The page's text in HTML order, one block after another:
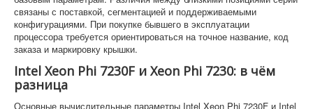
связаны с поставкой, сегментацией и поддерживаемыми
конфигурациями. При покупке бывшего в эксплуатации
процессора требуется ориентироваться на точное название, код
заказа и маркировку крышки.
Intel Xeon Phi 7230F и Xeon Phi 7230: в чём
разница
Основные вычислительные параметры Intel Xeon Phi 7230F и Intel